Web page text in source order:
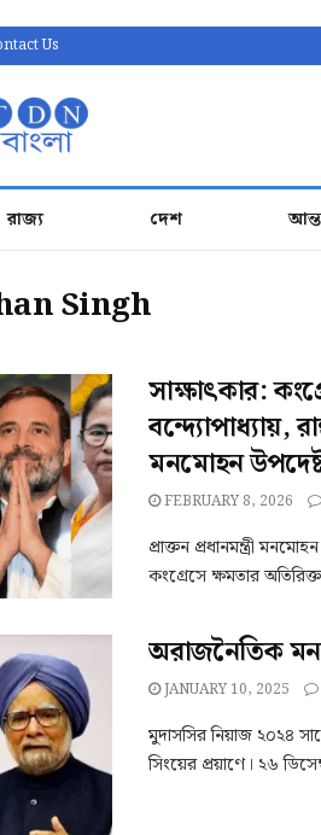
Us
রাজ্য দেশ
Singh
সাক্ষাৎকার:
বন্দ্যোপাধ্যায়,
মনমোহন
FEBRUARY 8, 2026
প্রাক্তন প্রধানমন্ত্রী
কংগ্রেসে ক্ষমতার
অরাজনৈতিক
JANUARY 10, 2025
মুদাসসির নিয়াজ ২০২৪
সিংয়ের প্রয়াণে। ২৬